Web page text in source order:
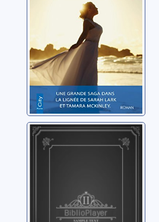
Le palais des
deux collines